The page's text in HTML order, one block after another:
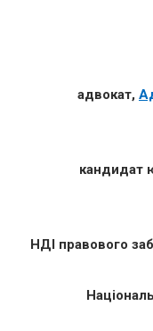
адвокат,
кандидат
НДІ правового